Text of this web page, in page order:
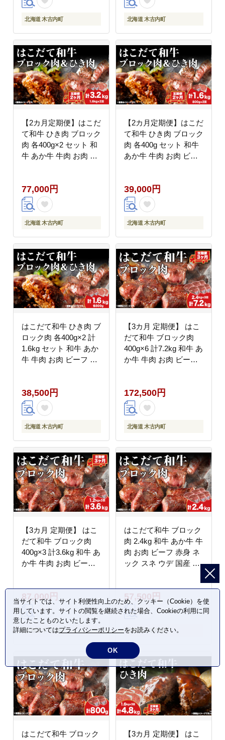
北海道 木古内町 北海道 木古内町
【2カ月定期便】はこだ
て和牛 ひき肉 ブロック
肉 各400g×2 セット 和
牛 あか牛 牛肉 お肉 ビ
冷凍 お取り寄せ ギフト
ご当地 グルメ 久上工藤
商店 送料無料 北海道
木古内町
77,000円
北海道 木古内町
【2カ月定期便】はこだ
て和牛 ひき肉 ブロック
肉 各400g セット 和牛
あか牛 牛肉 お肉 ビー
凍 お取り寄せ ギフト
ご当地 グルメ 久上工藤
商店 送料無料 北海道
木古内町
39,000円
北海道 木古内町
はこだて和牛 ひき肉 ブ
ロック肉 各400g×2 計
1.6kg セット 和牛 あか
牛 牛肉 お肉 ビーフ 赤
ー シチュー 冷凍 お取
り寄せ ギフト ご当地
グルメ 久上工藤商店 送
料無料 北海道 木古内町
38,500円
北海道 木古内町
【3カ月 定期便】 はこ
だて和牛 ブロック肉
400g×6 計7.2kg 和牛 あ
か牛 牛肉 お肉 ビーフ
冷凍 お取り寄せ ギフト
ご当地 グルメ 久上工藤
商店 送料無料 北海道
木古内町
172,500円
北海道 木古内町
【3カ月 定期便】 はこ
だて和牛 ブロック肉
400g×3 計3.6kg 和牛 あ
か牛 牛肉 お肉 ビーフ
冷凍 お取り寄せ ギフト
ご当地 グルメ 久上工藤
商店 送料無料 北海道
木古内町
87,000円
北海道 木古内町
はこだて和牛 ブロック
肉 2.4kg 和牛 あか牛 牛
肉 お肉 ビーフ 赤身 ネ
ック スネ ウデ 国産 カ
取り寄せ ギフト ご当地
グルメ 久上工藤商店 送
料無料 北海道 木古内
ロック カレー シチュー
57,500円
北海道 木古内町
はこだて和牛 ブロック
【3カ月 定期便】 はこ
当サイトでは、サイト利便性向上のため、クッキー（Cookie）を使
用しています。サイトの閲覧を継続された場合、Cookieの利用に同
意したことものといたします。
詳細についてはプライバシーポリシーをお読みください。
OK